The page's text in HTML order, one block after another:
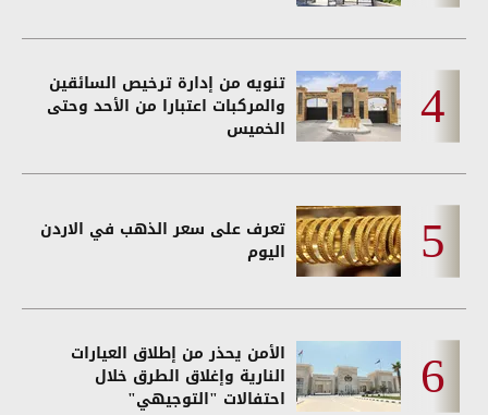
تنويه من إدارة ترخيص السائقين
والمركبات اعتبارا من الأحد وحتى
الخميس
تعرف على سعر الذهب في الاردن
اليوم
الأمن يحذر من إطلاق العيارات
النارية وإغلاق الطرق خلال
احتفالات "التوجيهي"